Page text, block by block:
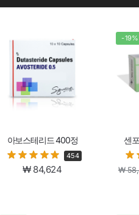
아보스테리드 400정
454
₩84,624
-19%
센
₩